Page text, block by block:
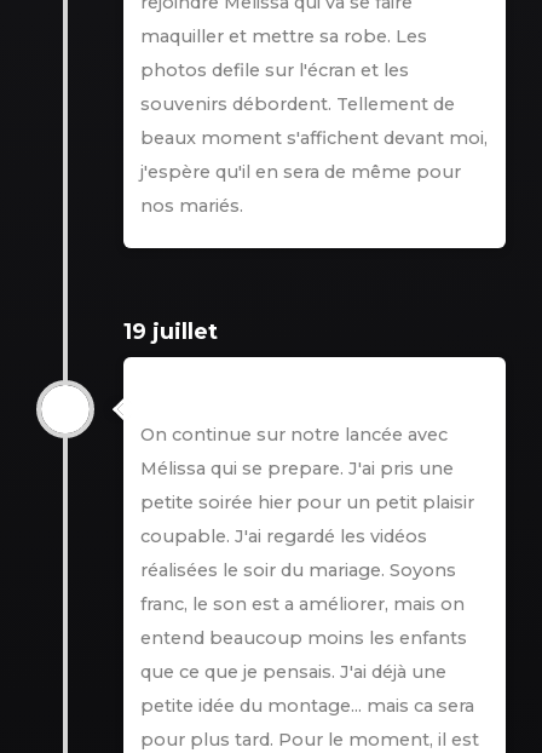
maquiller et mettre sa robe. Les
photos defile sur l'écran et les
souvenirs débordent. Tellement de
beaux moment s'affichent devant moi,
j'espère qu'il en sera de même pour
nos mariés.
19 juillet
On continue sur notre lancée avec
Mélissa qui se prepare. J'ai pris une
petite soirée hier pour un petit plaisir
coupable. J'ai regardé les vidéos
réalisées le soir du mariage. Soyons
franc, le son est a améliorer, mais on
entend beaucoup moins les enfants
que ce que je pensais. J'ai déjà une
petite idée du montage... mais ca sera
pour plus tard. Pour le moment, il est